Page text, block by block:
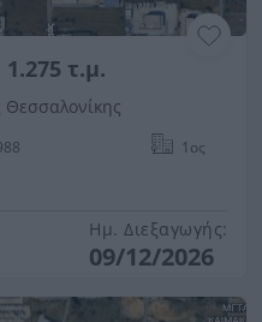
τ.μ.
1ος
Ημ. Διεξαγωγής:
09/12/2026